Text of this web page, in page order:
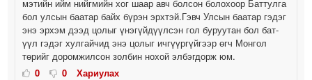
мэтийн ийм нийгмийн хог шаар авч болсон болохоор Баттулга
бол улсын баатар байх бүрэн эрхтэй.Гэвч Улсын баатар гэдэг
энэ эрхэм дээд цолыг үнэгүйдүүлсэн гол буруутан бол бат-
үүл гэдэг хулгайчид энэ цолыг ичгүүргүйгээр өгч Монгол
төрийг доромжилсон золбин нохой элбэгдорж юм.
0
0
Хариулах